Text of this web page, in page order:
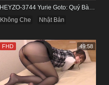
HEYZO-3744 Yurie Goto: Quý Bà Dâm Phụ & Cơn Cuồng Si Mùi Buồi Khắm
Không Che
Nhật Bản
FHD 49:58